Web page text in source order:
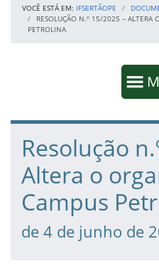
VOCÊ ESTÁ EM: IFSERTÃOPE
RESOLUÇÃO N.º 15/2025 – ALTERA
PETROLINA
Fim da navegação
Início do conteúdo
Resolução
Altera o
Campus
de 4 de junho de